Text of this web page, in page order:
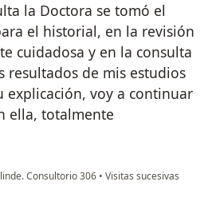
la Doctora se tomó el
el historial, en la revisión
cuidadosa y en la consulta
resultados de mis estudios
explicación, voy a continuar
ella, totalmente
Consultorio 306 • Visitas sucesivas